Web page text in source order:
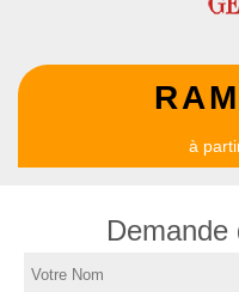
à
Demande